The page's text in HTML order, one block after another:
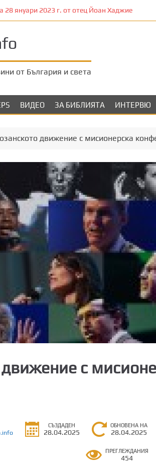
януари 2023 г. от отец Йоан Хаджие
от България и света
ВИДЕО ЗА БИБЛИЯТА ИНТЕРВЮ
движение с мисионерска
с
СЪЗДАДЕН
28.04.2025
ОБНОВЕНА НА
28.04.2025
ПРЕГЛЕЖДАНИЯ
454